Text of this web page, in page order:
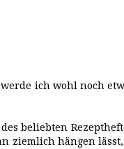
ich wohl noch
beliebten
ziemlich hängen